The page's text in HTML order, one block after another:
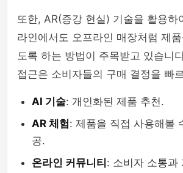
또한, AR(증강 현실) 기술을 활용하
라인에서도 오프라인 매장처럼 제
도록 하는 방법이 주목받고 있습니
접근은 소비자들의 구매 결정을 빠
AI 기술: 개인화된 제품 추천.
AR 체험: 제품을 직접 사용해볼
공.
온라인 커뮤니티 : 소비자 소통과